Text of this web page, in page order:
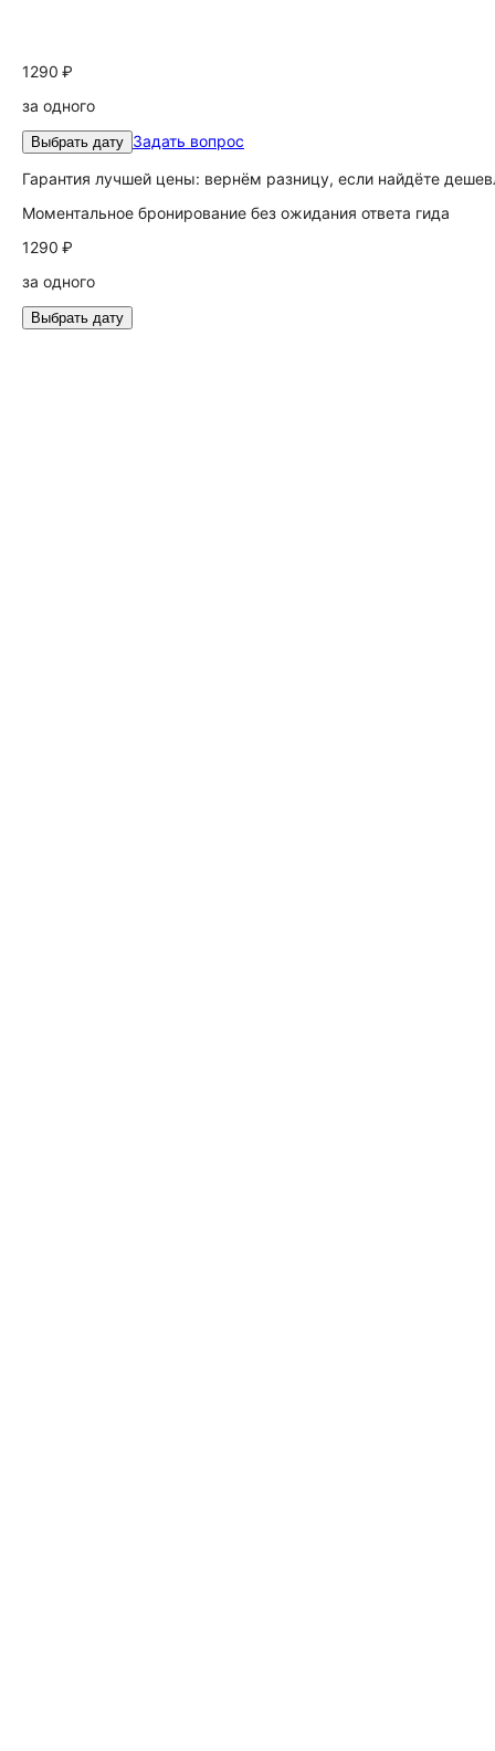
1290 ₽
за одного
Выбрать дату Задать вопрос
Гарантия лучшей цены: вернём разницу, если найдёте
Моментальное бронирование без ожидания ответа гида
1290 ₽
за одного
Выбрать дату